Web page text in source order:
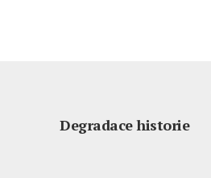
Degradace historie